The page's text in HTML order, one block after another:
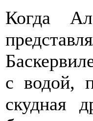
Когда
с водой,
скудная